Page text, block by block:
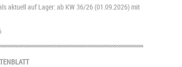
aktuell auf Lager: ab KW 36/26 (01.09.2026) mit